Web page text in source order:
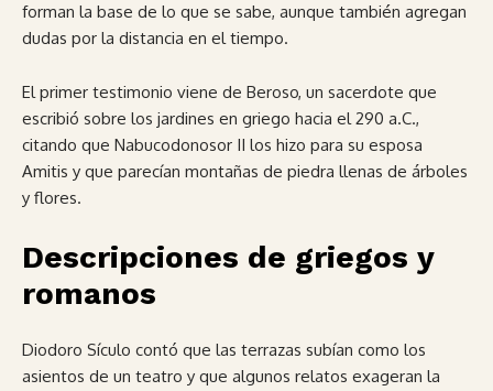
forman la base de lo que se sabe, aunque también agregan
dudas por la distancia en el tiempo.
El primer testimonio viene de Beroso, un sacerdote que
escribió sobre los jardines en griego hacia el 290 a.C.,
citando que Nabucodonosor II los hizo para su esposa
Amitis y que parecían montañas de piedra llenas de árboles
y flores.
Descripciones de griegos y
romanos
Diodoro Sículo contó que las terrazas subían como los
asientos de un teatro y que algunos relatos exageran la